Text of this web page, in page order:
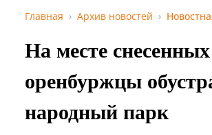
Главная Архив новостей
На месте
оренбуржцы
народный парк